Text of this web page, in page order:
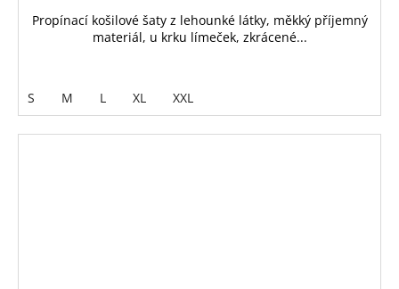
Propínací košilové šaty z lehounké látky, měkký příjemný
materiál, u krku límeček, zkrácené...
S M L XL XXL